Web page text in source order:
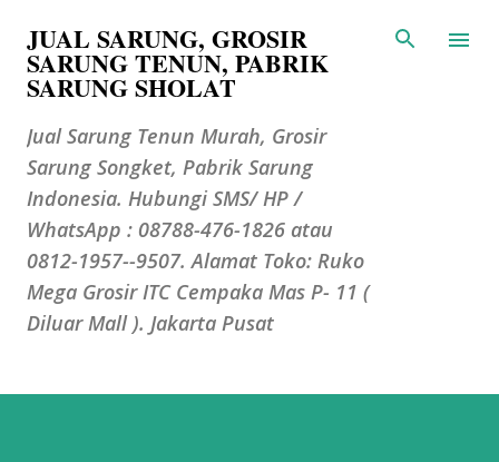
JUAL SARUNG, GROSIR
SARUNG TENUN, PABRIK
SARUNG SHOLAT
Jual Sarung Tenun Murah, Grosir
Sarung Songket, Pabrik Sarung
Indonesia. Hubungi SMS/ HP /
WhatsApp : 08788-476-1826 atau
0812-1957--9507. Alamat Toko: Ruko
Mega Grosir ITC Cempaka Mas P- 11 (
Diluar Mall ). Jakarta Pusat